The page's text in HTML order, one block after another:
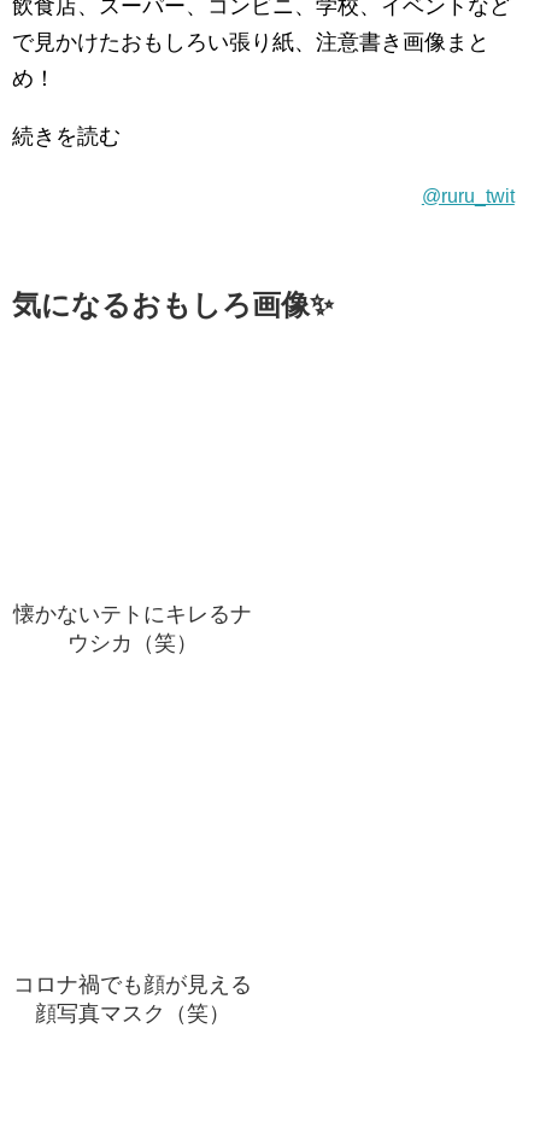
飲食店、スーパー、コンビニ、学校、イベントなど
で見かけたおもしろい張り紙、注意書き画像まと
め！
続きを読む
@ruru_twit
気になるおもしろ画像✨
懐かないテトにキレるナ
ウシカ（笑）
コロナ禍でも顔が見える
顔写真マスク（笑）